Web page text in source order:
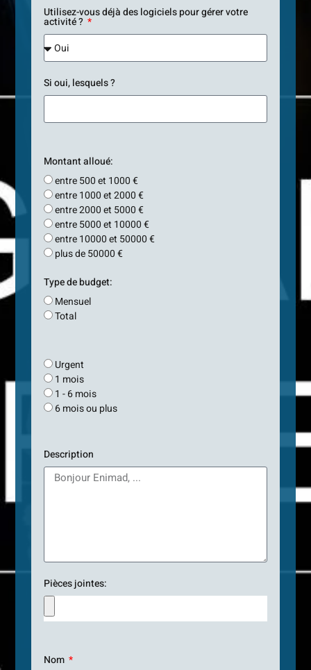
Utilisez-vous déjà des logiciels pour gérer votre
activité ?
Si oui, lesquels ?
Montant alloué:
entre 500 et 1000 €
entre 1000 et 2000 €
entre 2000 et 5000 €
entre 5000 et 10000 €
entre 10000 et 50000 €
plus de 50000 €
Type de budget:
Mensuel
Total
Urgent
1 mois
1 - 6 mois
6 mois ou plus
Description
Pièces jointes:
Nom